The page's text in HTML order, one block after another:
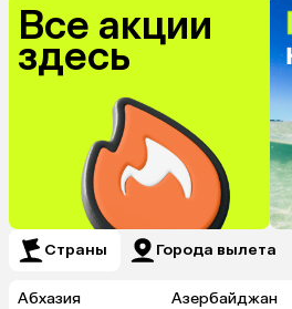
Все акции
здесь
Страны Города вылета
Абхазия Азербайджан